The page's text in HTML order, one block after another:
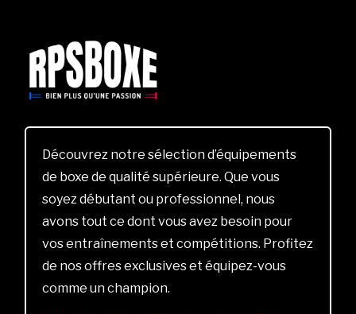
Découvrez notre sélection d’équipements
de boxe de qualité supérieure. Que vous
soyez débutant ou professionnel, nous
avons tout ce dont vous avez besoin pour
vos entraînements et compétitions. Profitez
de nos offres exclusives et équipez-vous
comme un champion.